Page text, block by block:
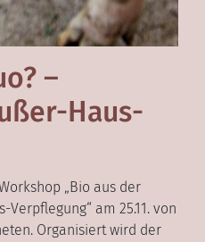
–
Haus-
„Bio aus der
am 25.11. von
Organisiert wird der